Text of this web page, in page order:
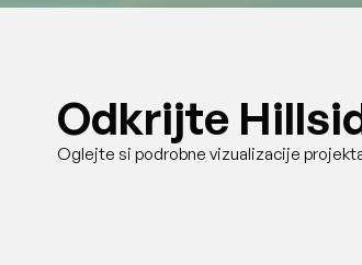
Odkrijte
Oglejte si podrobne vizualizacije